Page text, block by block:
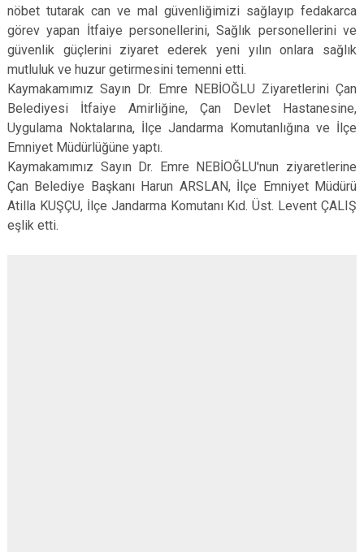
nöbet tutarak can ve mal güvenliğimizi sağlayıp fedakarca
görev yapan İtfaiye personellerini, Sağlık personellerini ve
güvenlik güçlerini ziyaret ederek yeni yılın onlara sağlık
mutluluk ve huzur getirmesini temenni etti.
Kaymakamımız Sayın Dr. Emre NEBİOĞLU Ziyaretlerini Çan
Belediyesi İtfaiye Amirliğine, Çan Devlet Hastanesine,
Uygulama Noktalarına, İlçe Jandarma Komutanlığına ve İlçe
Emniyet Müdürlüğüne yaptı.
Kaymakamımız Sayın Dr. Emre NEBİOĞLU'nun ziyaretlerine
Çan Belediye Başkanı Harun ARSLAN, İlçe Emniyet Müdürü
Atilla KUŞÇU, İlçe Jandarma Komutanı Kıd. Üst. Levent ÇALIŞ
eşlik etti.